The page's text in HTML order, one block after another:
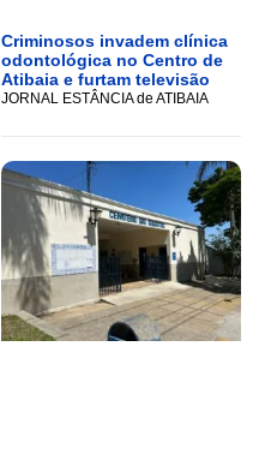
Criminosos invadem clínica
odontológica no Centro de
Atibaia e furtam televisão
JORNAL ESTÂNCIA de ATIBAIA